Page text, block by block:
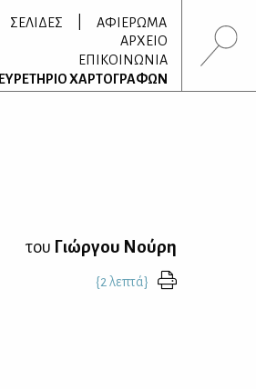
ΣΕΛΙΔΕΣ
ΑΦΙΕΡΩΜΑ
ΑΡΧΕΙΟ
ΕΠΙΚΟΙΝΩΝΙΑ
ΕΥΡΕΤΗΡΙΟ ΧΑΡΤΟΓΡΑΦΩΝ
του Γιώργου Νούρη
{2 λεπτά}